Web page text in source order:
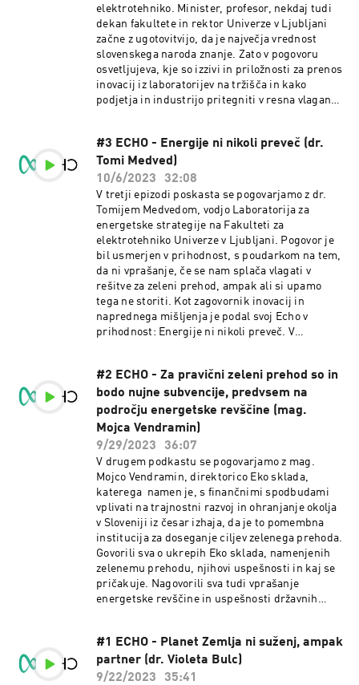
elektrotehniko. Minister, profesor, nekdaj tudi
dekan fakultete in rektor Univerze v Ljubljani
začne z ugotovitvijo, da je največja vrednost
slovenskega naroda znanje. Zato v pogovoru
osvetljujeva, kje so izzivi in priložnosti za prenos
inovacij iz laboratorijev na tržišča in kako
podjetja in industrijo pritegniti v resna vlaganja
agencije za znanstvenoraziskovalno in
inovacijsko dejavnost in drugih institucij pri
tem. Njegov ECHO je bil pravzaprav poziv k
drznosti, saj pravi, da so pred nami veliki izzivi
in z njimi ogromno priložnosti, važno je, da se na
njih ne čaka, ampak da se prevzame pobudo, se
znati »obrniti« in upati biti drzen.
#3 ECHO - Energije ni nikoli preveč (dr.
Tomi Medved)
10/6/2023
32:08
V tretji epizodi poskasta se pogovarjamo z dr.
Tomijem Medvedom, vodjo Laboratorija za
energetske strategije na Fakulteti za
elektrotehniko Univerze v Ljubljani. Pogovor je
bil usmerjen v prihodnost, s poudarkom na tem,
da ni vprašanje, če se nam splača vlagati v
rešitve za zeleni prehod, ampak ali si upamo
tega ne storiti. Kot zagovornik inovacij in
naprednega mišljenja je podal svoj Echo v
prihodnost: Energije ni nikoli preveč. V
sekundni mrk.
#2 ECHO - Za pravični zeleni prehod so in
bodo nujne subvencije, predvsem na
področju energetske revščine (mag.
Mojca Vendramin)
9/29/2023
36:07
V drugem podkastu se pogovarjamo z mag.
Mojco Vendramin, direktorico Eko sklada,
katerega namen je, s finančnimi spodbudami
vplivati na trajnostni razvoj in ohranjanje okolja
v Sloveniji iz česar izhaja, da je to pomembna
institucija za doseganje ciljev zelenega prehoda.
Govorili sva o ukrepih Eko sklada, namenjenih
zelenemu prehodu, njihovi uspešnosti in kaj se
pričakuje. Nagovorili sva tudi vprašanje
energetske revščine in uspešnosti državnih
prehod so in bodo nujne subvencije, predvsem
na področju energetske revščine.
#1 ECHO - Planet Zemlja ni suženj, ampak
partner (dr. Violeta Bulc)
9/22/2023
35:41